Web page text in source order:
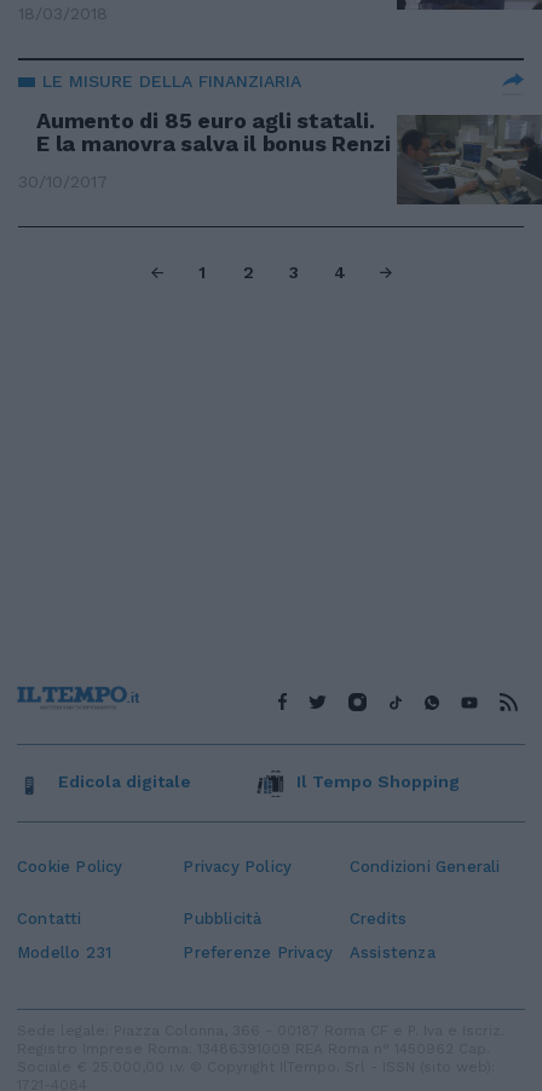
18/03/2018
LE MISURE DELLA FINANZIARIA
Aumento di 85 euro agli statali.
E la manovra salva il bonus Renzi
30/10/2017
1 2 3 4
Cookie Policy Privacy Policy Condizioni Generali
Contatti Pubblicità
Credits
Modello 231
Preferenze Privacy Assistenza
Edicola digitale Il Tempo Shopping